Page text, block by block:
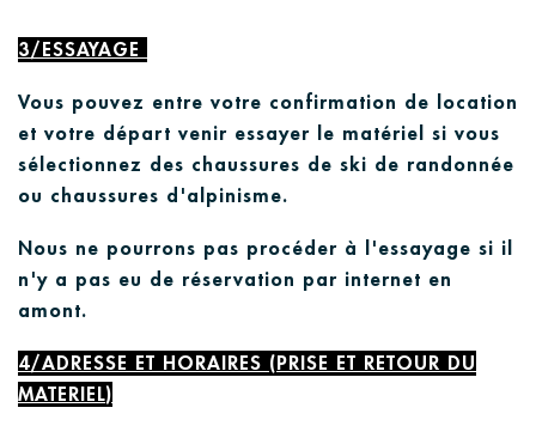
3/ESSAYAGE
Vous pouvez entre votre confirmation de location
et votre départ venir essayer le matériel si vous
sélectionnez des chaussures de ski de randonnée
ou chaussures d'alpinisme.
Nous ne pourrons pas procéder à l'essayage si il
n'y a pas eu de réservation par internet en
amont.
4/ADRESSE ET HORAIRES (PRISE ET RETOUR DU
MATERIEL)